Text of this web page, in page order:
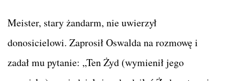
Meister, stary żandarm, nie uwierzył
donosicielowi. Zaprosił Oswalda na rozmowę i
zadał mu pytanie: „Ten Żyd (wymienił jego